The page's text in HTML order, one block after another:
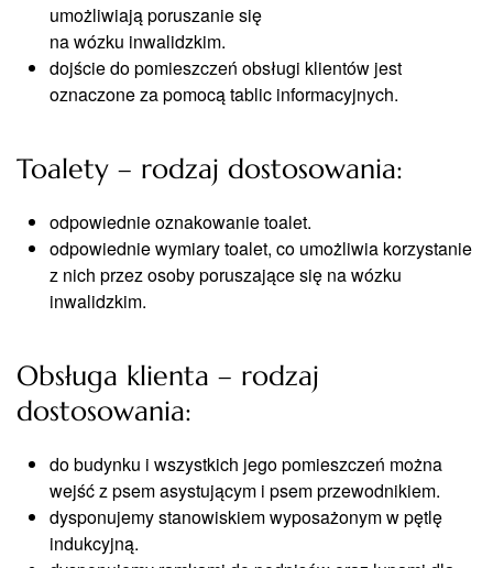
umożliwiają poruszanie się
na wózku inwalidzkim.
dojście do pomieszczeń obsługi klientów jest
oznaczone za pomocą tablic informacyjnych.
Toalety – rodzaj dostosowania:
odpowiednie oznakowanie toalet.
odpowiednie wymiary toalet, co umożliwia korzystanie
z nich przez osoby poruszające się na wózku
inwalidzkim.
Obsługa klienta – rodzaj
dostosowania:
do budynku i wszystkich jego pomieszczeń można
wejść z psem asystującym i psem przewodnikiem.
dysponujemy stanowiskiem wyposażonym w pętlę
indukcyjną.